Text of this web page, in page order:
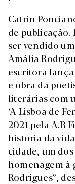
Catrin
de publicação.
ser vendido
Amália
escritora
e obra da
literárias com
‘A Lisboa de
2021 pela A.B
história da
cidade, um
homenagem à
Rodrigues”,